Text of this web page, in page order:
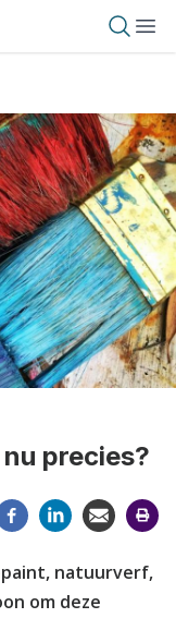
Open
precies?
paint, natuurverf,
om deze